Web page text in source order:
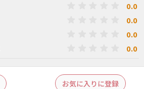
0.0
0.0
0.0
0.0
お気に入りに登録